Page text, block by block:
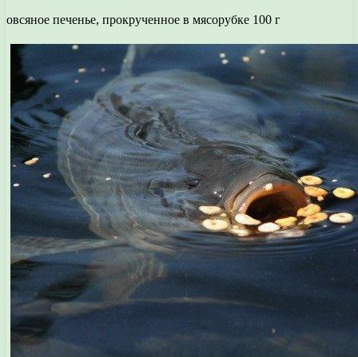
овсяное печенье, прокрученное в мясорубке 100 г